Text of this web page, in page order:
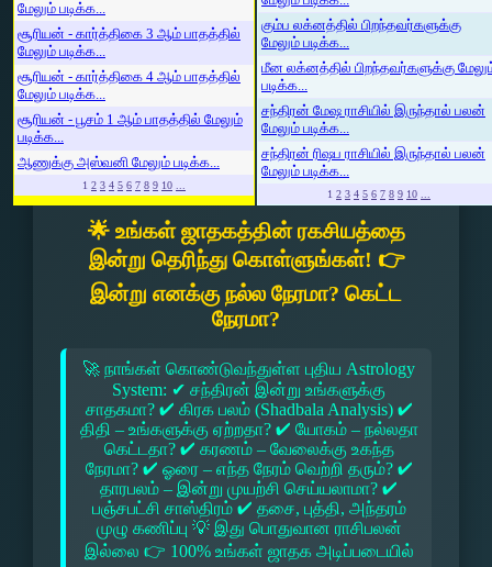
மேலும் படிக்க...
சூரியன் - கார்த்திகை 3 ஆம் பாதத்தில்
மேலும் படிக்க...
சூரியன் - கார்த்திகை 4 ஆம் பாதத்தில்
மேலும் படிக்க...
சூரியன் - பூசம் 1 ஆம் பாதத்தில் மேலும்
படிக்க...
ஆணுக்கு அஸ்வனி மேலும் படிக்க...
1 2 3 4 5 6 7 8 9 10 ...
கும்ப லக்னத்தில் பிறந்தவர்களுக்கு
மேலும் படிக்க...
மீன லக்னத்தில் பிறந்தவர்களுக்கு
படிக்க...
சந்திரன் மேஷ ராசியில் இருந்தால் பலன்
மேலும் படிக்க...
சந்திரன் ரிஷப ராசியில் இருந்தால் பலன்
மேலும் படிக்க...
1 2 3 4 5 6 7 8 9 10 ...
🌟 உங்கள் ஜாதகத்தின் ரகசியத்தை
இன்று தெரிந்து கொள்ளுங்கள்! 👉
இன்று எனக்கு நல்ல நேரமா? கெட்ட
நேரமா?
🚀 நாங்கள் கொண்டுவந்துள்ள புதிய Astrology
System: ✔ சந்திரன் இன்று உங்களுக்கு
சாதகமா? ✔ கிரக பலம் (Shadbala Analysis) ✔
திதி – உங்களுக்கு ஏற்றதா? ✔ யோகம் – நல்லதா
கெட்டதா? ✔ கரணம் – வேலைக்கு உகந்த
நேரமா? ✔ ஓரை – எந்த நேரம் வெற்றி தரும்? ✔
தாரபலம் – இன்று முயற்சி செய்யலாமா? ✔
பஞ்சபட்சி சாஸ்திரம் ✔ தசை, புத்தி, அந்தரம்
முழு கணிப்பு 💡 இது பொதுவான ராசிபலன்
இல்லை 👉 100% உங்கள் ஜாதக அடிப்படையில்